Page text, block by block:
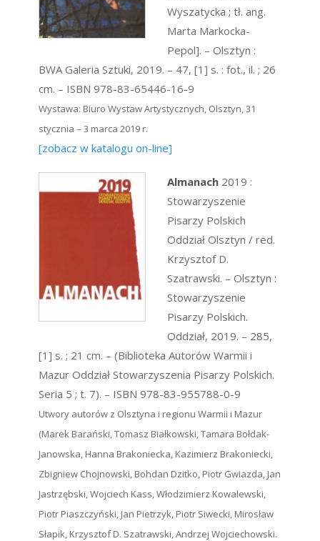
Wyszatycka ; tł. ang.
Marta Markocka-
Pepol]. – Olsztyn :
BWA Galeria Sztuki, 2019. – 47, [1] s. : fot., il. ; 26
cm. – ISBN 978-83-65446-16-9
Wystawa: Biuro Wystaw Artystycznych, Olsztyn, 31
stycznia – 3 marca 2019 r.
[zobacz w katalogu on-line]
Almanach 2019 :
Stowarzyszenie
Pisarzy Polskich
Oddział Olsztyn / red.
Krzysztof D.
Szatrawski. – Olsztyn :
Stowarzyszenie
Pisarzy Polskich.
Oddział, 2019. – 285,
[1] s. ; 21 cm. – (Biblioteka Autorów Warmii i
Mazur Oddział Stowarzyszenia Pisarzy Polskich.
Seria 5 ; t. 7). – ISBN 978-83-955788-0-9
Utwory autorów z Olsztyna i regionu Warmii i Mazur
(Marek Barański, Tomasz Białkowski, Tamara Bołdak-
Janowska, Hanna Brakoniecka, Kazimierz Brakoniecki,
Zbigniew Chojnowski, Bohdan Dzitko, Piotr Gwiazda, Jan
Jastrzębski, Wojciech Kass, Włodzimierz Kowalewski,
Piotr Piaszczyński, Jan Pietrzyk, Piotr Siwecki, Mirosław
Słapik, Krzysztof D. Szatrawski, Andrzej Wojciechowski.